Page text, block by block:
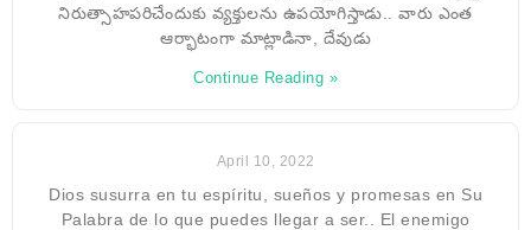
నిరుత్సాహపరిచేందుకు వ్యక్తులను ఉపయోగిస్తాడు.. వారు ఎంత
ఆర్భాటంగా మాట్లాడినా, దేవుడు
Continue Reading »
April 10, 2022
Dios susurra en tu espíritu, sueños y promesas en Su
Palabra de lo que puedes llegar a ser.. El enemigo